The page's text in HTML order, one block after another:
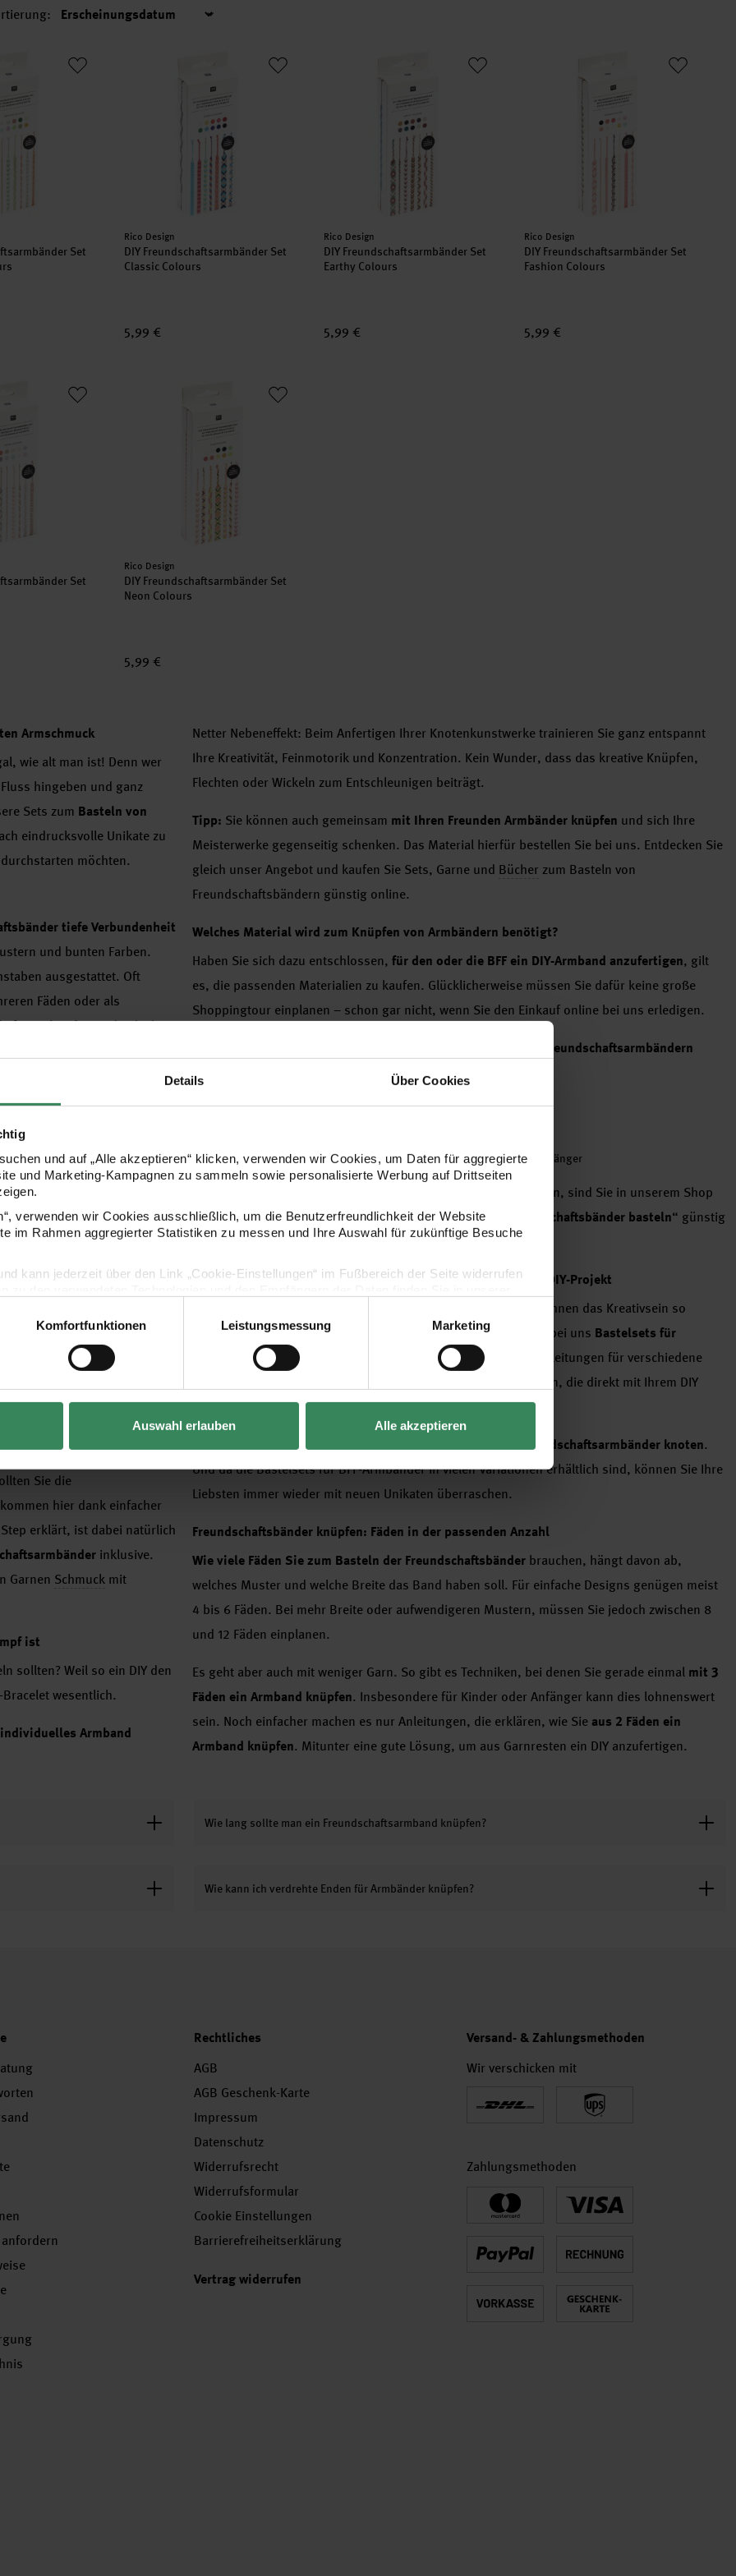
Details Über Cookies
und auf „Alle akzeptieren“ klicken, verwenden wir Cookies, um Daten für aggregierte
und Marketing-Kampagnen zu sammeln sowie personalisierte Werbung auf Drittseiten
verwenden wir Cookies ausschließlich, um die Benutzerfreundlichkeit der Website
im Rahmen aggregierter Statistiken zu messen und Ihre Auswahl für zukünftige Besuche
kann jederzeit über den Link „Cookie-Einstellungen“ im Fußbereich der Seite widerrufen
Vertrag widerrufen
Komfortfunktionen Leistungsmessung Marketing
Auswahl erlauben Alle akzeptieren
Sortierung
Set
Hersteller:
Rico Design
DIY Freundschaftsarmbänder Set
Classic Colours
5,99 €
Hersteller:
Rico Design
DIY Freundschaftsarmbänder Set
Earthy Colours
5,99 €
Hersteller:
Rico Design
DIY Freundschaftsarmbänder Set
Fashion Colours
5,99 €
Set
Hersteller:
Rico Design
DIY Freundschaftsarmbänder Set
Neon Colours
5,99 €
Armschmuck
wie alt man ist! Denn wer
hingeben und ganz
Sets zum Basteln von
eindrucksvolle Unikate zu
möchten.
tiefe Verbundenheit
und bunten Farben.
ausgestattet. Oft
Fäden oder als
wird jedoch in
viel mehr
Verbundenheit, Vertrauen
Volltreffer landen. Ob zum
für den Alltag oder als
Armbandan Freunde
gestalten
nicht nur allerlei Farben,
Sie sich fürs
Flechten,
Designs.
Sie die
hier dank einfacher
erklärt, ist dabei natürlich
inklusive.
Garnen Schmuck mit
ist
sollten? Weil so ein DIY den
wesentlich.
individuelles Armband
Netter Nebeneffekt: Beim Anfertigen Ihrer Knotenkunstwerke trainieren Sie ganz entspannt
Ihre Kreativität, Feinmotorik und Konzentration. Kein Wunder, dass das kreative Knüpfen,
Flechten oder Wickeln zum Entschleunigen beiträgt.
Tipp: Sie können auch gemeinsam mit Ihren Freunden Armbänder knüpfen und sich Ihre
Meisterwerke gegenseitig schenken. Das Material hierfür bestellen Sie bei uns. Entdecken Sie
gleich unser Angebot und kaufen Sie Sets, Garne und Bücher zum Basteln von
Freundschaftsbändern günstig online.
Welches Material wird zum Knüpfen von Armbändern benötigt?
Haben Sie sich dazu entschlossen, für den oder die BFF ein DIY-Armband anzufertigen, gilt
es, die passenden Materialien zu kaufen. Glücklicherweise müssen Sie dafür keine große
Shoppingtour einplanen – schon gar nicht, wenn Sie den Einkauf online bei uns erledigen.
Materialien zum Basteln von Freundschaftsarmbändern
benötigt werden:
Garn (vorzugsweise aus Baumwolle)
Optional: Perlen (aus Holz, Glas oder Kunststoff),Verschlüsse , Anhänger
Um Ihre Kreativ-Werkstatt mit dem nötigen Zubehör auszustatten, sind Sie in unserem Shop
goldrichtig. Denn hier können Sie alles für Ihr Projekt „
Freundschaftsbänder basteln“ günstig
bestellen und an Ihre Wunschadresse liefern lassen.
Bastelsets für Freundschaftsarmbänder kaufen – Alles für Ihr DIY-Projekt
Ganz gleich, ob Anfänger oder Fortgeschrittene – wir möchten Ihnen das Kreativsein so
einfach und bequem wie möglich machen. Deshalb können Sie bei uns Bastelsets für
Freundschaftsarmbänder kaufen
, die sowohl Garne als auch Anleitungen für verschiedene
Knüpftechniken enthalten. Perfekt für Anfänger und alle anderen, die direkt mit Ihrem DIY
starten möchten.
Die Anleitung erklärt Schritt für Schritt, wie Sie Muster in Freundschaftsarmbänder knoten.
Und da die Bastelsets für BFF-Armbänder in vielen Variationen erhältlich sind, können Sie Ihre
Liebsten immer wieder mit neuen Unikaten überraschen.
Freundschaftsbänder knüpfen: Fäden in der passenden Anzahl
Wie viele Fäden Sie zum Basteln der Freundschaftsbänder brauchen, hängt davon ab,
welches Muster und welche Breite das Band haben soll. Für einfache Designs genügen meist
4 bis 6 Fäden. Bei mehr Breite oder aufwendigeren Mustern, müssen Sie jedoch zwischen 8
und 12 Fäden einplanen.
Es geht aber auch mit weniger Garn. So gibt es Techniken, bei denen Sie gerade einmal mit 3
Fäden ein Armband knüpfen. Insbesondere für Kinder oder Anfänger kann dies lohnenswert
sein. Noch einfacher machen es nur Anleitungen, die erklären, wie Sie aus 2 Fäden ein
Armband knüpfen. Mitunter eine gute Lösung, um aus Garnresten ein DIY anzufertigen.
Wie lang sollte man ein Freundschaftsarmband knüpfen?
Wie kann ich verdrehte Enden für Armbänder knüpfen?
Rechtliches
AGB
AGB Geschenk-Karte
Impressum
Datenschutz
Widerrufsrecht
Widerrufsformular
Cookie Einstellungen
Barrierefreiheitserklärung
Vertrag widerrufen
Versand- & Zahlungsmethoden
Wir verschicken mit
Zahlungsmethoden